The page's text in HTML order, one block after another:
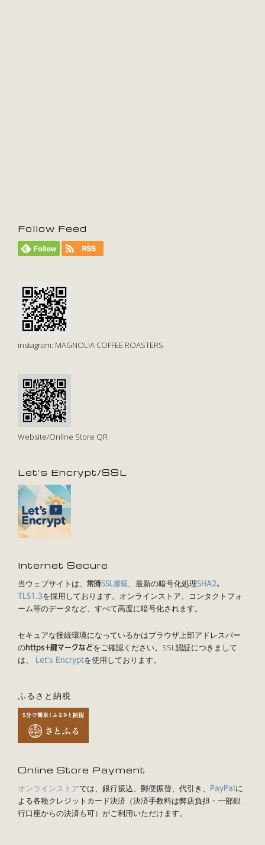
Follow Feed
instagram: MAGNOLIA COFFEE ROASTERS
Website/Online Store QR
Let’s Encrypt/SSL
Internet Secure
当ウェブサイトは、 常時SSL接続、最新の暗号化処理SHA2、
TLS1.3を採用しております。オンラインストア、コンタクトフォ
ーム等のデータなど、すべて高度に暗号化されます。
セキュアな接続環境になっているかはブラウザ上部アドレスバー
のhttps+鍵マークなどをご確認ください。SSL認証につきまして
は、
Let's Encryptを使用しております。
ふるさと納税
Online Store Payment
オンラインストアでは、銀行振込、郵便振替、代引き、 PayPalに
よる各種クレジットカード決済（決済手数料は弊店負担・一部銀
行口座からの決済も可）がご利用いただけます。